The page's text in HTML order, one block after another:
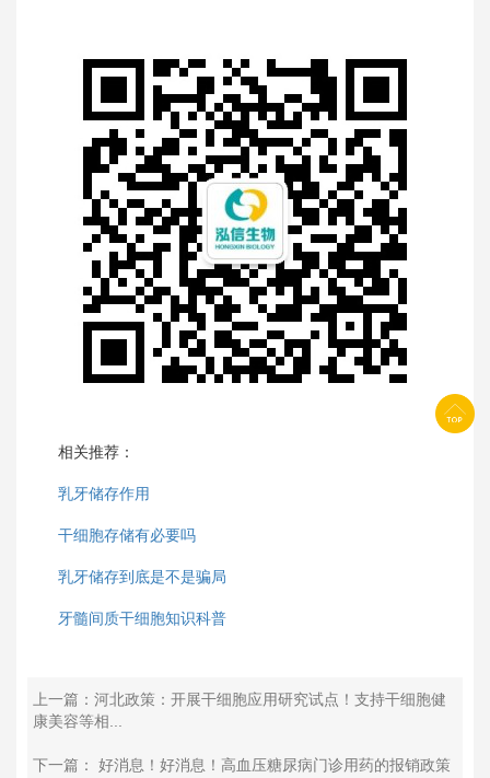
相关推荐：
乳牙储存作用
干细胞存储有必要吗
乳牙储存到底是不是骗局
牙髓间质干细胞知识科普
上一篇：河北政策：开展干细胞应用研究试点！支持干细胞健
康美容等相...
下一篇： 好消息！好消息！高血压糖尿病门诊用药的报销政策